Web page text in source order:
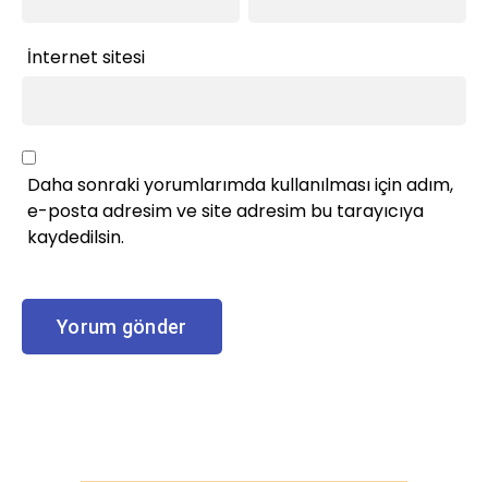
İnternet sitesi
Daha sonraki yorumlarımda kullanılması için adım,
e-posta adresim ve site adresim bu tarayıcıya
kaydedilsin.